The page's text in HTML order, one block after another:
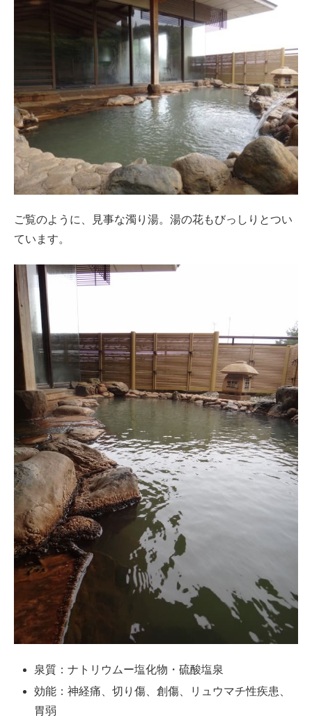
ご覧のように、見事な濁り湯。湯の花もびっしりとつい
ています。
泉質：ナトリウムー塩化物・硫酸塩泉
効能：神経痛、切り傷、創傷、リュウマチ性疾患、
胃弱